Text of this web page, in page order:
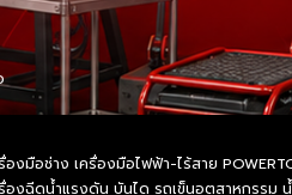
องมือช่าง เครื่องมือไฟฟ้า-ไร้สาย
งฉีดน้ำแรงดัน บันได รถเข็นอุตสาหกรร